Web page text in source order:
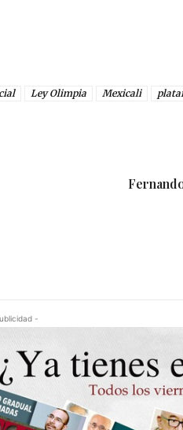
Ley Olimpia Mexicali
-